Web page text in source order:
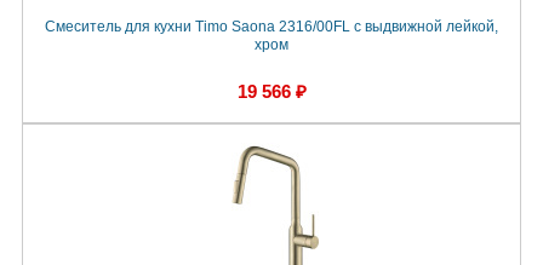
Смеситель для кухни Timo Saona 2316/00FL с выдвижной лейкой,
хром
19 566 ₽